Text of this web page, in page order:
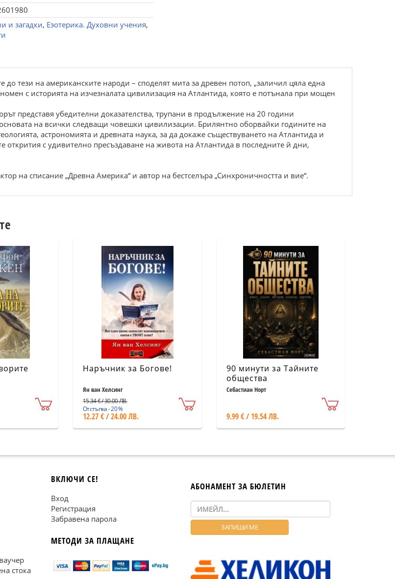
и загадки, Езотерика. Духовни учения,
тези на американските народи – споделят мита за древен потоп, „заличил цяла една
с историята на изчезналата цивилизация на Атлантида, която е потънала при мощен
представя убедителни доказателства, трупани в продължение на 20 години
основата на всички следващи човешки цивилизации. Брилянтно оборвайки годините на
астрономията и древната наука, за да докаже съществуването на Атлантида и
открития с удивително пресъздаване на живота на Атлантида в последните й дни,
на списание „Древна Америка“ и автор на бестселъра „Синхроничността и вие“.
Наръчник за Богове!
Ян ван Хелсинг
15.34 € / 30.00 ЛВ.
Отстъпка - 20 %
12.27 € / 24.00 ЛВ.
90 минути за Тайните
общества
Себастиан Норт
9.99 € / 19.54 ЛВ.
стока
ВКЛЮЧИ СЕ!
Вход
Регистрация
Забравена парола
МЕТОДИ ЗА ПЛАЩАНЕ
АБОНАМЕНТ ЗА БЮЛЕТИН